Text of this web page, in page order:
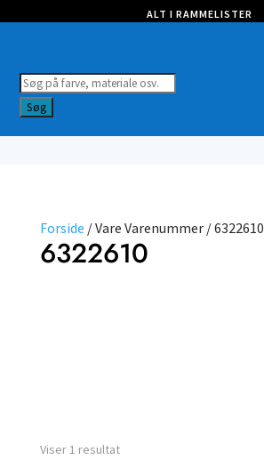
ALT I RAMMELISTER
Products
search
Søg
Forside / Vare Varenummer / 6322610
6322610
Viser 1 resultat